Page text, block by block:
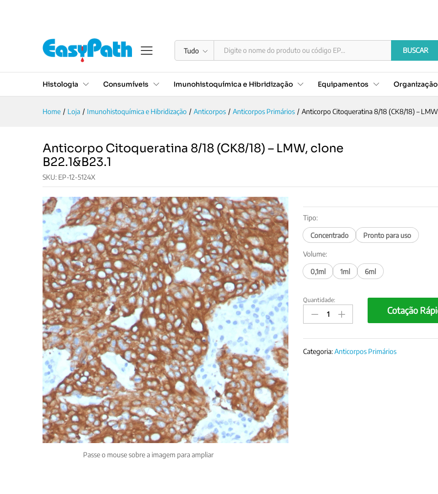
Tudo BUSCAR
Histologia Consumíveis Imunohistoquímica e Hibridização Equipamentos
Home / Loja / Imunohistoquímica e Hibridização / Anticorpos / Anticorpos Primários / Anticorpo Citoqueratina 8/18 (CK8/18) – LMW,
Anticorpo Citoqueratina 8/18 (CK8/18) – LMW, clone
B22.1&B23.1
SKU: EP-12-5124X
Passe o mouse sobre a imagem para ampliar
Tipo:
Concentrado Pronto para uso
Volume:
0,1ml 1ml 6ml
Anticorpo
Citoqueratina
8/18
LMW,
Quantidade:
Cotação
Categoria:Anticorpos Primários